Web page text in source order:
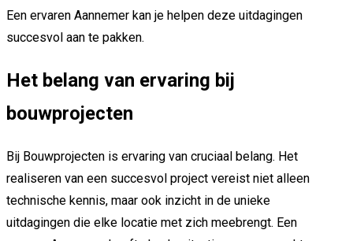
Een ervaren Aannemer kan je helpen deze uitdagingen
succesvol aan te pakken.
Het belang van ervaring bij
bouwprojecten
Bij Bouwprojecten is ervaring van cruciaal belang. Het
realiseren van een succesvol project vereist niet alleen
technische kennis, maar ook inzicht in de unieke
uitdagingen die elke locatie met zich meebrengt. Een